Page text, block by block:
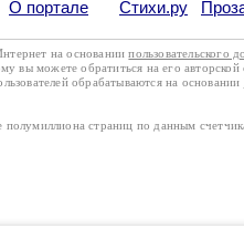
О портале Стихи.ру
на основаниипользовательского
вы можете обратиться на его авторской
обрабатываются на основании
страниц по данным